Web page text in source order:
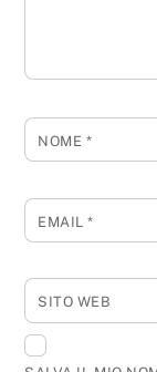
NOME *
EMAIL*
SITO WEB